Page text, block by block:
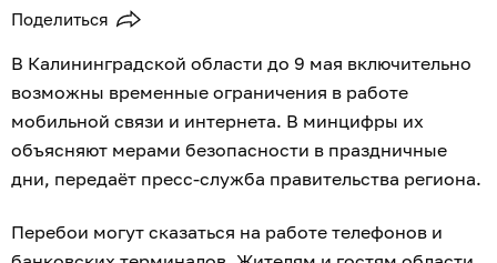
Поделиться
В Калининградской области до 9 мая включительно
возможны временные ограничения в работе
мобильной связи и интернета. В минцифры их
объясняют мерами безопасности в праздничные
дни, передаёт пресс-служба правительства региона.
Перебои могут сказаться на работе телефонов и